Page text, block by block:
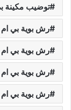
توضيب مكينة
رش بوية بي ام
رش بوية بي ام
رش بوية بي ام
رش بوية بي ام